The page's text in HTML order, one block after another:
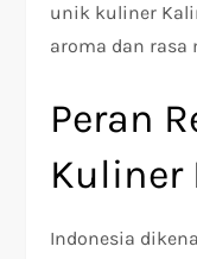
unik kuliner
aroma dan rasa
Peran
Kuliner
Indonesia